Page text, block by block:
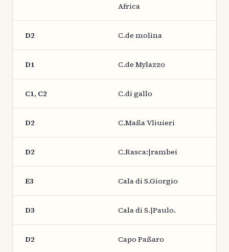
Africa
D2 C.de molina
D1 C.de Mylazzo
C1, C2 C.di gallo
D2 C.Maßa Vliuieri
D2 C.Rasca:|rambei
E3 Cala di S.Giorgio
D3 Cala di S.|Paulo.
D2 Capo Paßaro